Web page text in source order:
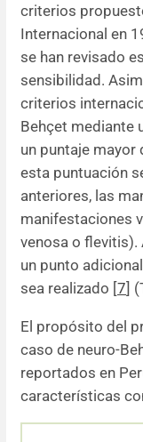
criterios
Internacional en
se han revisado
sensibilidad.
criterios
Behçet mediante
un puntaje mayor
esta puntuación
anteriores, las
manifestaciones
venosa o flevitis).
un punto
sea realizado [7]
El propósito del
caso de neuro-
reportados en
características